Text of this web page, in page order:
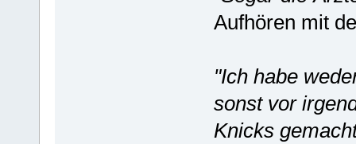
Aufhören mit
"Ich habe
sonst vor
Knicks